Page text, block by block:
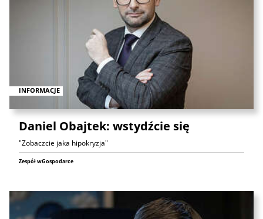
INFORMACJE
Daniel Obajtek: wstydźcie się
"Zobaczcie jaka hipokryzja"
Zespół wGospodarce